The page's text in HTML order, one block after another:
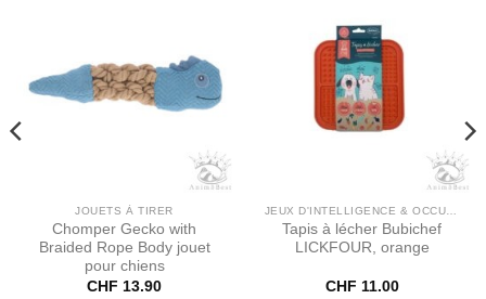
JOUETS À TIRER
Chomper Gecko with
Braided Rope Body jouet
pour chiens
CHF 13.90
Tapis à lécher Bubichef
LICKFOUR, orange
CHF 11.00